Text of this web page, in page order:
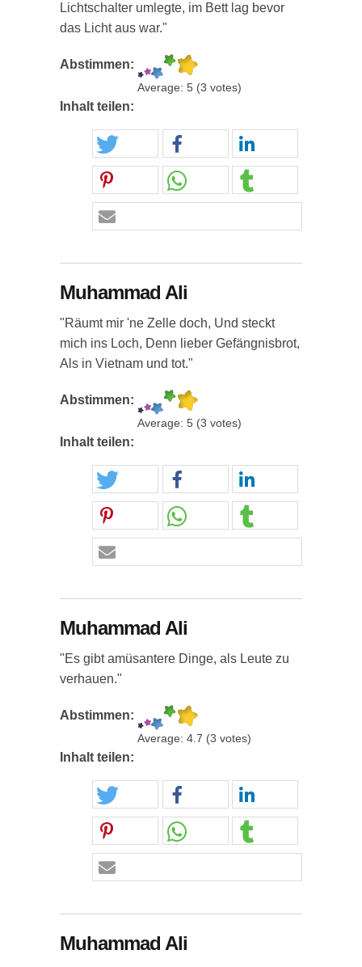
Lichtschalter umlegte, im Bett lag bevor
das Licht aus war."
Abstimmen:
Average: 5 (3 votes)
Inhalt teilen:
Muhammad Ali
"Räumt mir 'ne Zelle doch, Und steckt
mich ins Loch, Denn lieber Gefängnisbrot,
Als in Vietnam und tot."
Abstimmen:
Average: 5 (3 votes)
Inhalt teilen:
Muhammad Ali
"Es gibt amüsantere Dinge, als Leute zu
verhauen."
Abstimmen:
Average: 4.7 (3 votes)
Inhalt teilen:
Muhammad Ali